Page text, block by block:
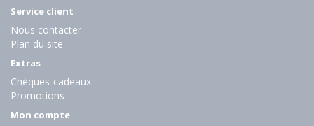
Service client
Nous contacter
Plan du site
Extras
Chèques-cadeaux
Promotions
Mon compte